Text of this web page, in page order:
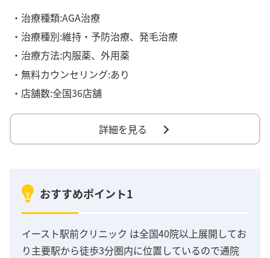
・治療種類:AGA治療
・治療種別:維持・予防治療、発毛治療
・治療方法:内服薬、外用薬
・無料カウンセリング:あり
・店舗数:全国36店舗
詳細を見る
おすすめポイント1
イースト駅前クリニック は全国40院以上展開してお
り主要駅から徒歩3分圏内に位置しているので通院